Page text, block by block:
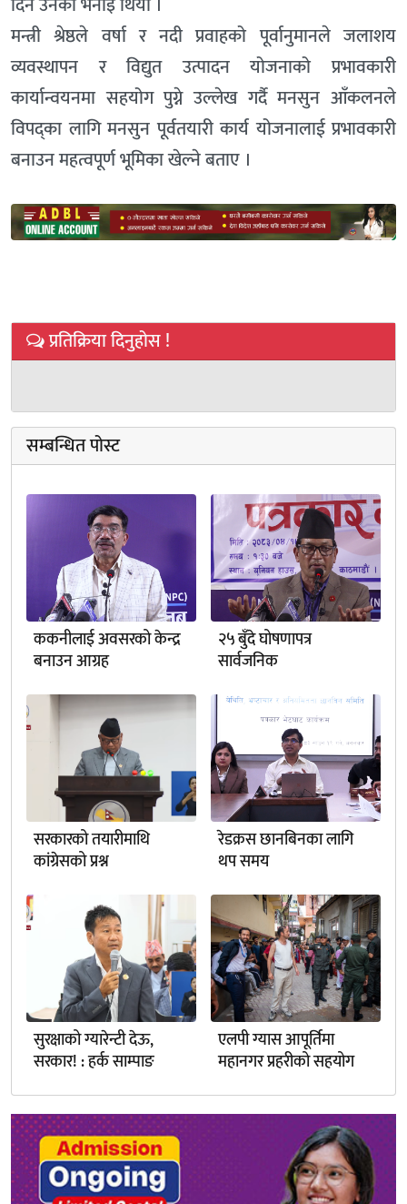
मन्त्री श्रेष्ठले वर्षा र नदी प्रवाहको पूर्वानुमानले जलाशय
व्यवस्थापन र विद्युत उत्पादन योजनाको प्रभावकारी
कार्यान्वयनमा सहयोग पुग्ने उल्लेख गर्दै मनसुन आँकलनले
विपद्का लागि मनसुन पूर्वतयारी कार्य योजनालाई प्रभावकारी
बनाउन महत्वपूर्ण भूमिका खेल्ने बताए ।
प्रतिक्रिया दिनुहोस !
सम्बन्धित पोस्ट
ककनीलाई अवसरको केन्द्र
बनाउन आग्रह
२५ बुँदे घोषणापत्र
सार्वजनिक
सरकारको तयारीमाथि
कांग्रेसको प्रश्न
रेडक्रस छानबिनका लागि
थप समय
सुरक्षाको ग्यारेन्टी देऊ,
सरकार! : हर्क साम्पाङ
एलपी ग्यास आपूर्तिमा
महानगर प्रहरीको सहयोग